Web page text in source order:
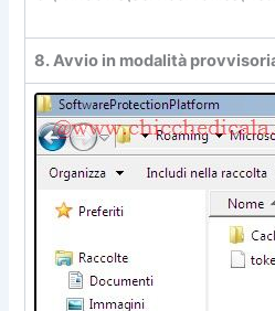
8. Avvio in modalità